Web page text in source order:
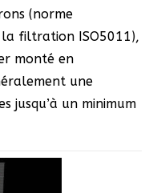
(norme
filtration ISO5011),
monté en
une
jusqu’à un minimum